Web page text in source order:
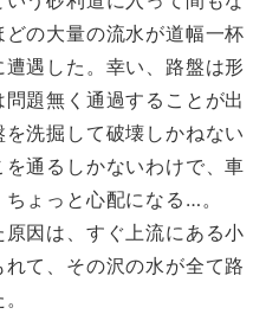
の大量の流水が道幅一杯
遇した。幸い、路盤は形
題無く通過することが出
洗掘して破壊しかねない
通るしかないわけで、車
ょっと心配になる…。
因は、すぐ上流にある小
て、その沢の水が全て路